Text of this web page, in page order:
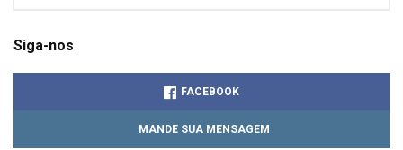
Siga-nos
FACEBOOK
MANDE SUA MENSAGEM